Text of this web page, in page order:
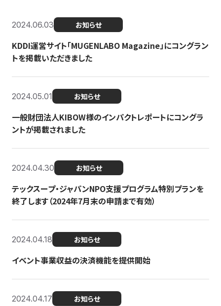
2024.06.03 お知らせ
KDDI運営サイト「MUGENLABO Magazine」にコングラン
トを掲載いただきました
2024.05.01 お知らせ
一般財団法人KIBOW様のインパクトレポートにコングラ
ントが掲載されました
2024.04.30 お知らせ
テックスープ・ジャパンNPO支援プログラム特別プランを
終了します（2024年7月末の申請まで有効）
2024.04.18 お知らせ
イベント事業収益の決済機能を提供開始
2024.04.17 お知らせ